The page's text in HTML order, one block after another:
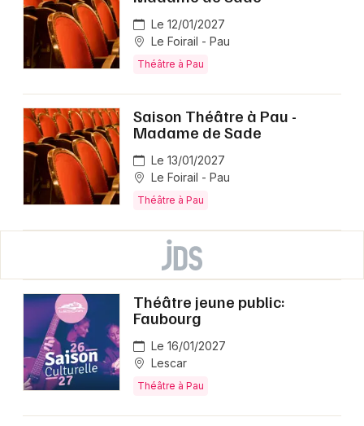
Le 12/01/2027
Le Foirail - Pau
Théâtre à Pau
Saison Théâtre à Pau -
Madame de Sade
Le 13/01/2027
Le Foirail - Pau
Théâtre à Pau
Théâtre jeune public:
Faubourg
Le 16/01/2027
Lescar
Théâtre à Pau